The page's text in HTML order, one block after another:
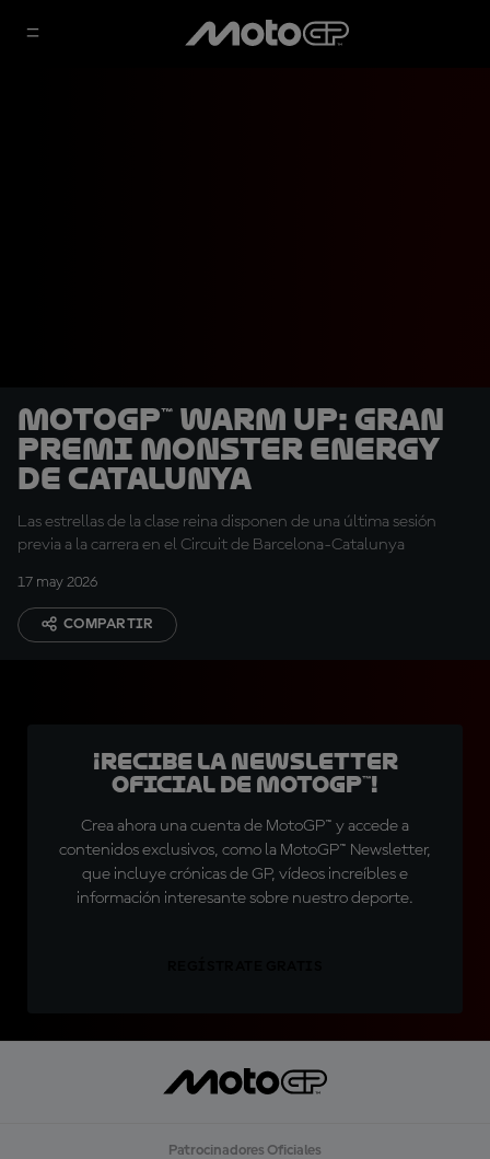
MotoGP™ Warm Up: Gran
Premi Monster Energy
de Catalunya
Las estrellas de la clase reina disponen de una última sesión
previa a la carrera en el Circuit de Barcelona-Catalunya
17 may 2026
COMPARTIR
¡Recibe la Newsletter
oficial de MotoGP™!
Crea ahora una cuenta de MotoGP™ y accede a
contenidos exclusivos, como la MotoGP™ Newsletter,
que incluye crónicas de GP, vídeos increíbles e
información interesante sobre nuestro deporte.
Patrocinadores Oficiales